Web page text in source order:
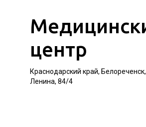
центр
Краснодарский край,
Ленина, 84/4